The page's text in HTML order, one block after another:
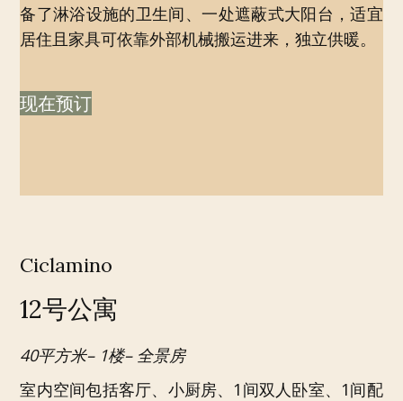
备了淋浴设施的卫生间、一处遮蔽式大阳台，适宜
居住且家具可依靠外部机械搬运进来，独立供暖。
现在预订
Ciclamino
12号公寓
40平方米– 1楼– 全景房
室内空间包括客厅、小厨房、1间双人卧室、1间配